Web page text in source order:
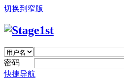
切换到窄版
密码
快捷导航